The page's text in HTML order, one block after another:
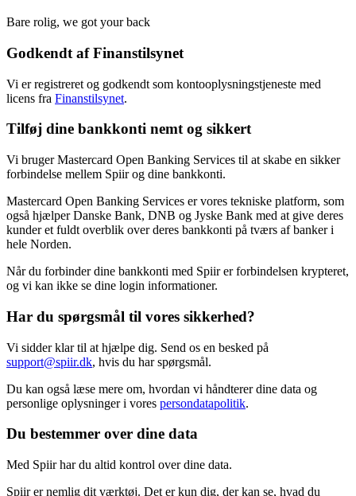
Bare rolig, we got your back
Godkendt af Finanstilsynet
Vi er registreret og godkendt som kontooplysningstjeneste med
licens fra Finanstilsynet.
Tilføj dine bankkonti nemt og sikkert
Vi bruger Mastercard Open Banking Services til at skabe en sikker
forbindelse mellem Spiir og dine bankkonti.
Mastercard Open Banking Services er vores tekniske platform, som
også hjælper Danske Bank, DNB og Jyske Bank med at give deres
kunder et fuldt overblik over deres bankkonti på tværs af banker i
hele Norden.
Når du forbinder dine bankkonti med Spiir er forbindelsen krypteret,
og vi kan ikke se dine login informationer.
Har du spørgsmål til vores sikkerhed?
Vi sidder klar til at hjælpe dig. Send os en besked på
support@spiir.dk, hvis du har spørgsmål.
Du kan også læse mere om, hvordan vi håndterer dine data og
personlige oplysninger i vores persondatapolitik.
Du bestemmer over dine data
Med Spiir har du altid kontrol over dine data.
Spiir er nemlig dit værktøj. Det er kun dig, der kan se, hvad du